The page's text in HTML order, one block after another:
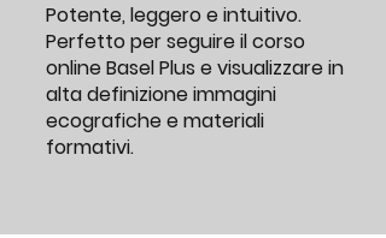
Potente, leggero e intuitivo.
Perfetto per seguire il corso
online Basel Plus e visualizzare in
alta definizione immagini
ecografiche e materiali
formativi.